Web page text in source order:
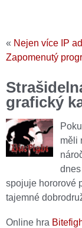
« Nejen více IP
Zapomenutý
grafický
měli
spojuje hororové
tajemné
Online hra